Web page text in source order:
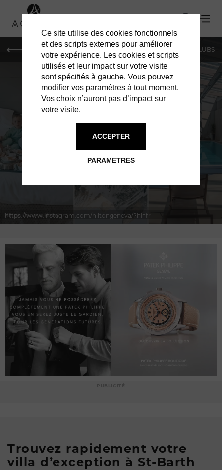
SHOPPING RESTAURANTS BARS & CLUBS
https://www.instagram.com/hiltongeneva/?hl=fr
Hilton Geneva Hotel
HÔTELS
Trouvez rapidement votre
villa d’exception à St-Barth
Ce site utilise des cookies fonctionnels
et des scripts externes pour améliorer
votre expérience. Les cookies et scripts
utilisés et leur impact sur votre visite
sont spécifiés à gauche. Vous pouvez
modifier vos paramètres à tout moment.
Vos choix n’auront pas d’impact sur
votre visite.
PARAMÈTRES
ACCEPTER